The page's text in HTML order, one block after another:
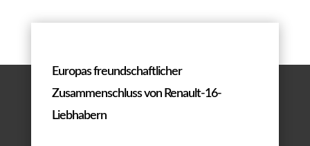
Europas freundschaftlicher
Zusammenschluss von Renault-16-
Liebhabern